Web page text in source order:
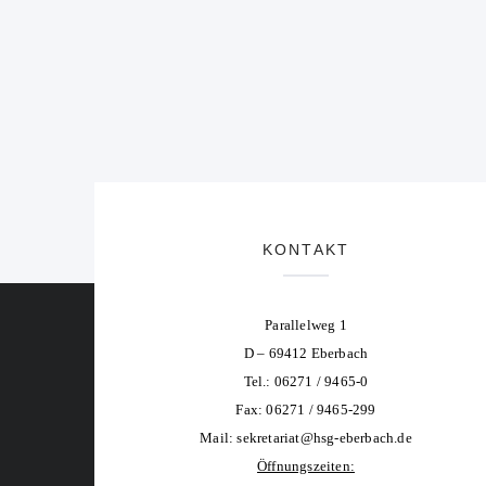
KONTAKT
Parallelweg 1
D – 69412 Eberbach
Tel.: 06271 / 9465-0
Fax: 06271 / 9465-299
Mail:sekretariat@hsg-eberbach.de
Öffnungszeiten: